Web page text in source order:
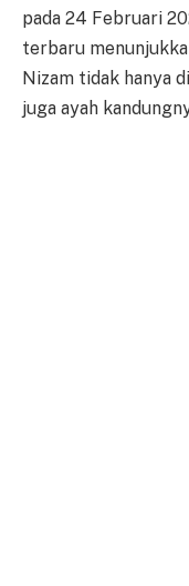
pada 24 Februari
terbaru
Nizam tidak hanya
juga ayah